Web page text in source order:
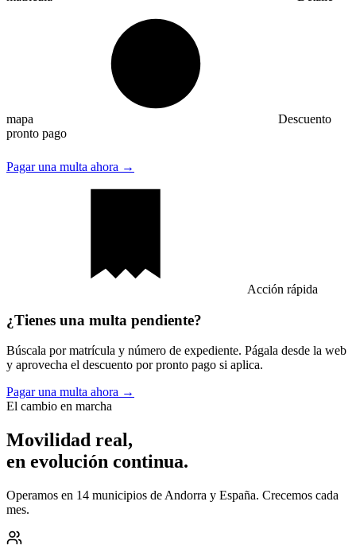
mapa
Descuento
pronto pago
Pagar una multa ahora →
Acción rápida
¿Tienes una multa pendiente?
Búscala por matrícula y número de expediente. Págala desde la web
y aprovecha el descuento por pronto pago si aplica.
Pagar una multa ahora →
El cambio en marcha
Movilidad real,
en evolución continua.
Operamos en 14 municipios de Andorra y España. Crecemos cada
mes.